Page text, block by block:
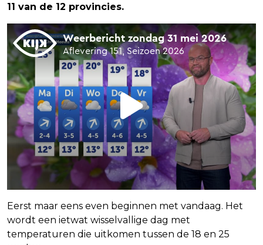
11 van de 12 provincies.
Eerst maar eens even beginnen met vandaag. Het
wordt een ietwat wisselvallige dag met
temperaturen die uitkomen tussen de 18 en 25